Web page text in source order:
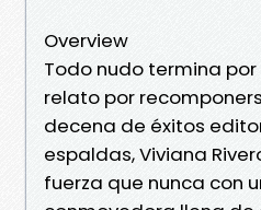
Overview
Todo nudo termina
relato por
decena de éxitos
espaldas, Viviana
fuerza que nunca con